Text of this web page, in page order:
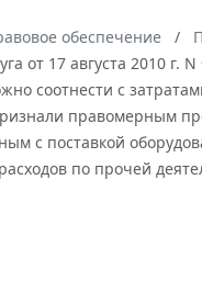
обеспечение
от 17 августа 2010
соотнести с
правомерным
с поставкой
по прочей